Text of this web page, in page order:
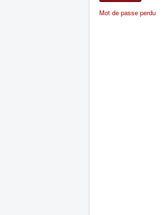
Mot de passe perdu